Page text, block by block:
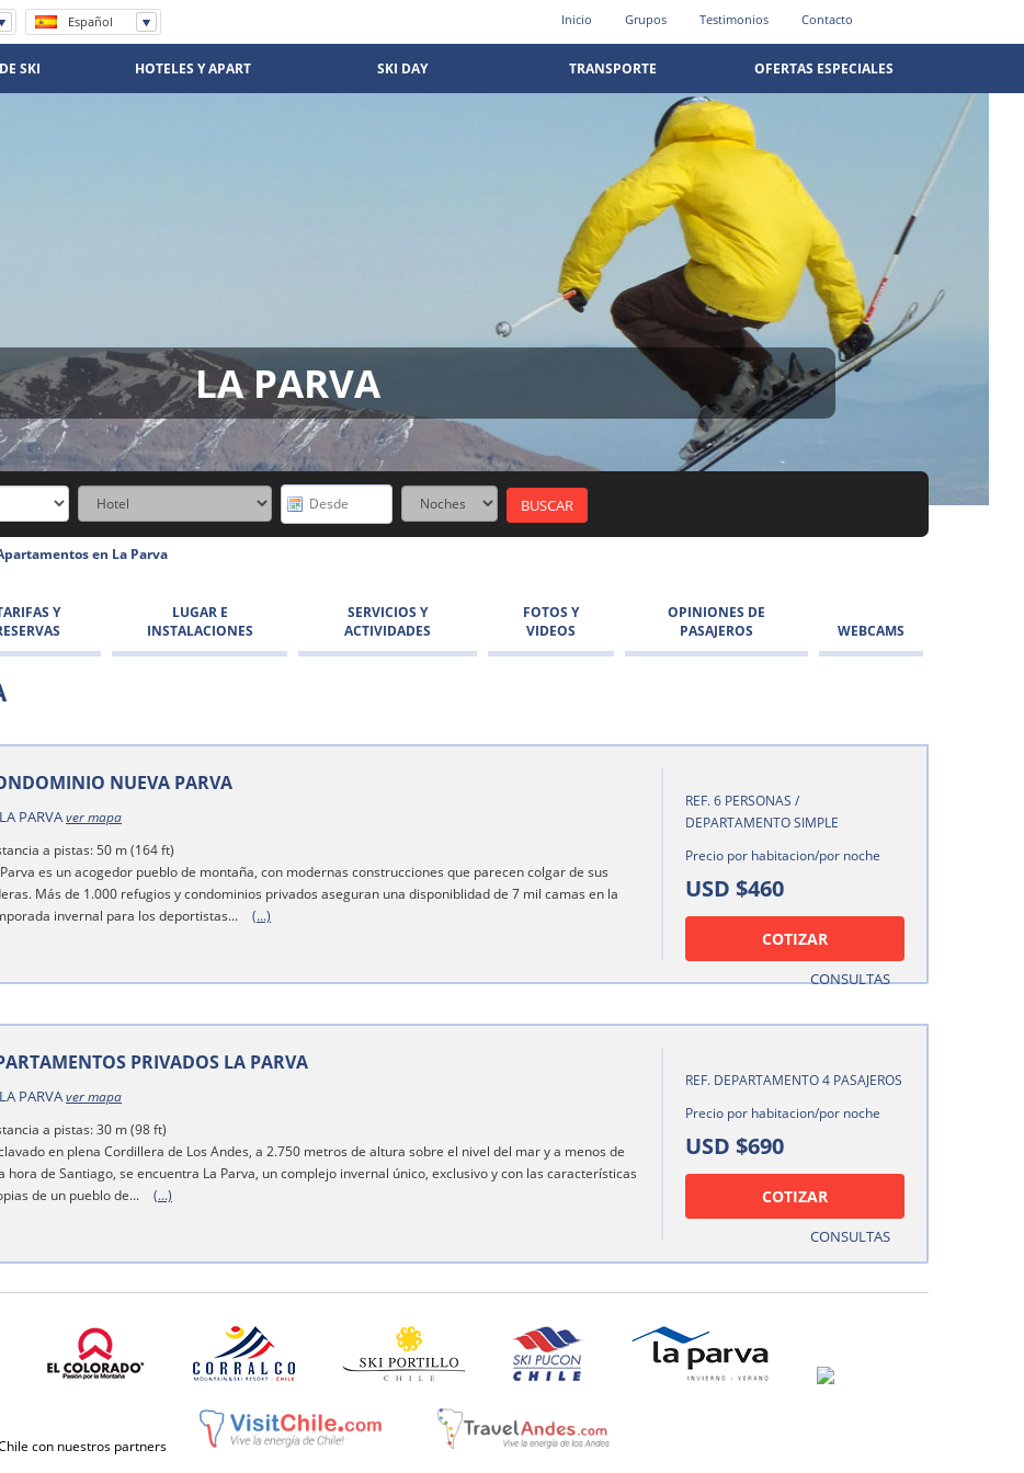
Español
English
Inicio Grupos Testimonios Contacto
SKI HOTELES Y APART SKI DAY TRANSPORTE OFERTAS ESPECIALES
LA PARVA
Y
LUGAR E
INSTALACIONES
SERVICIOS Y
ACTIVIDADES
FOTOS Y
VIDEOS
OPINIONES DE
PASAJEROS
WEBCAMS
NUEVA PARVA
REF. 6 PERSONAS /
DEPARTAMENTO SIMPLE
Precio por habitacion/por noche
USD $460
COTIZAR
CONSULTAS
LA PARVAver mapa
a pistas: 50 m (164 ft)
es un acogedor pueblo de montaña, con modernas construcciones que parecen colgar de sus
Más de 1.000 refugios y condominios privados aseguran una disponiblidad de 7 mil camas en la
invernal para los deportistas...
(...)
PRIVADOS LA PARVA
REF. DEPARTAMENTO 4 PASAJEROS
Precio por habitacion/por noche
USD $690
COTIZAR
CONSULTAS
LA PARVAver mapa
a pistas: 30 m (98 ft)
en plena Cordillera de Los Andes, a 2.750 metros de altura sobre el nivel del mar y a menos de
hora de Santiago, se encuentra La Parva, un complejo invernal único, exclusivo y con las características
de un pueblo de...
(...)
en La Parva
con nuestros partners